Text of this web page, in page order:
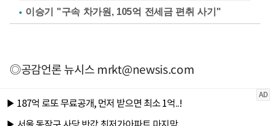
이승기 "구속 차가원, 105억 전세금 편취 사기"
◎공감언론 뉴시스mrkt@newsis.com